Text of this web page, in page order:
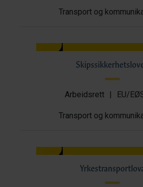
Transport og
Arbeidsrett | EU/
Transport og